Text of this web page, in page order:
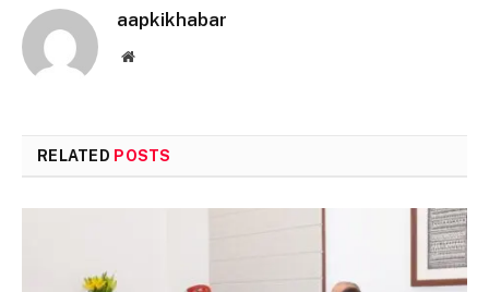
aapkikhabar
Website
RELATED POSTS